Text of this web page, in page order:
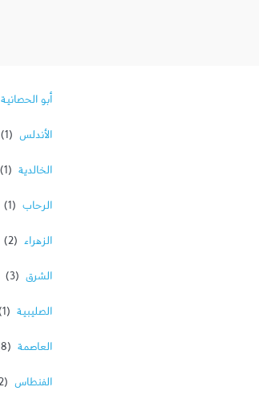
أبو الحصانية
الأندلس
الخالدية
الرحاب
الزهراء
الشرق
الصليبية
العاصمة
الفنطاس